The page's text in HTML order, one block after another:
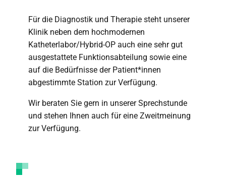
Für die Diagnostik und Therapie steht unserer
Klinik neben dem hochmodernen
Katheterlabor/Hybrid-OP auch eine sehr gut
ausgestattete Funktionsabteilung sowie eine
auf die Bedürfnisse der Patient*innen
abgestimmte Station zur Verfügung.
Wir beraten Sie gern in unserer Sprechstunde
und stehen Ihnen auch für eine Zweitmeinung
zur Verfügung.